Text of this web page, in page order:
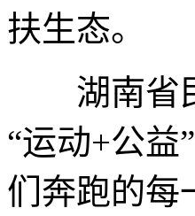
扶生态。
湖南省民
“运动+公益
们奔跑的每